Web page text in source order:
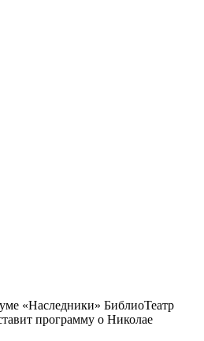
«Наследники» БиблиоТеатр
программу о Николае